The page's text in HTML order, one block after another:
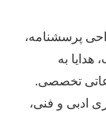
پرسشنامه،
به
تخصصی.
ادبی و فنی،